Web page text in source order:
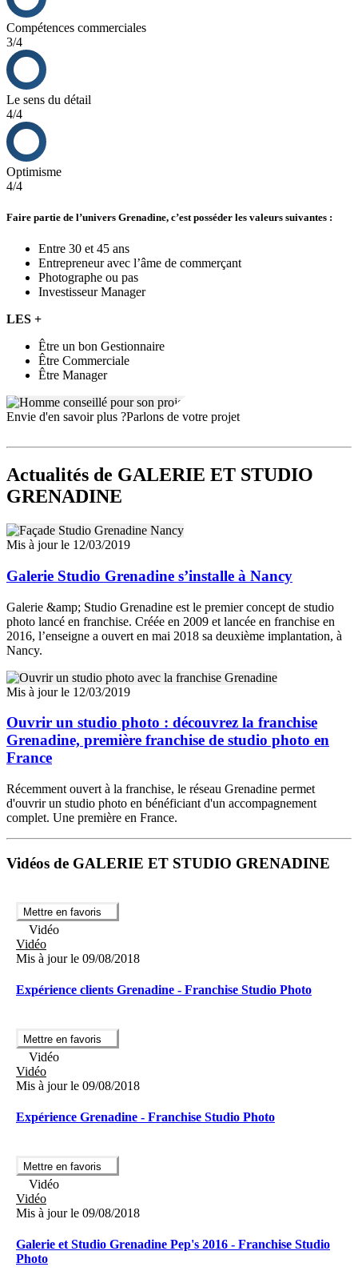
Compétences commerciales
3/4
Le sens du détail
4/4
Optimisme
4/4
Faire partie de l’univers Grenadine, c’est posséder les valeurs suivantes :
Entre 30 et 45 ans
Entrepreneur avec l’âme de commerçant
Photographe ou pas
Investisseur Manager
LES +
Être un bon Gestionnaire
Être Commerciale
Être Manager
Envie d'en savoir plus ?Parlons de votre projet
Actualités de GALERIE ET STUDIO
GRENADINE
Mis à jour le 12/03/2019
Galerie Studio Grenadine s’installe à Nancy
Galerie &amp; Studio Grenadine est le premier concept de studio
photo lancé en franchise. Créée en 2009 et lancée en franchise en
2016, l’enseigne a ouvert en mai 2018 sa deuxième implantation, à
Nancy.
Mis à jour le 12/03/2019
Ouvrir un studio photo : découvrez la franchise
Grenadine, première franchise de studio photo en
France
Récemment ouvert à la franchise, le réseau Grenadine permet
d'ouvrir un studio photo en bénéficiant d'un accompagnement
complet. Une première en France.
Vidéos de GALERIE ET STUDIO GRENADINE
Mettre en favoris
Vidéo
Vidéo
Mis à jour le 09/08/2018
Expérience clients Grenadine - Franchise Studio Photo
Mettre en favoris
Vidéo
Vidéo
Mis à jour le 09/08/2018
Expérience Grenadine - Franchise Studio Photo
Mettre en favoris
Vidéo
Vidéo
Mis à jour le 09/08/2018
Galerie et Studio Grenadine Pep's 2016 - Franchise Studio
Photo